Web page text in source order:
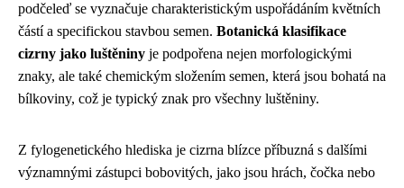
podčeleď se vyznačuje charakteristickým uspořádáním květních
částí a specifickou stavbou semen. Botanická klasifikace
cizrny jako luštěniny je podpořena nejen morfologickými
znaky, ale také chemickým složením semen, která jsou bohatá na
bílkoviny, což je typický znak pro všechny luštěniny.
Z fylogenetického hlediska je cizrna blízce příbuzná s dalšími
významnými zástupci bobovitých, jako jsou hrách, čočka nebo